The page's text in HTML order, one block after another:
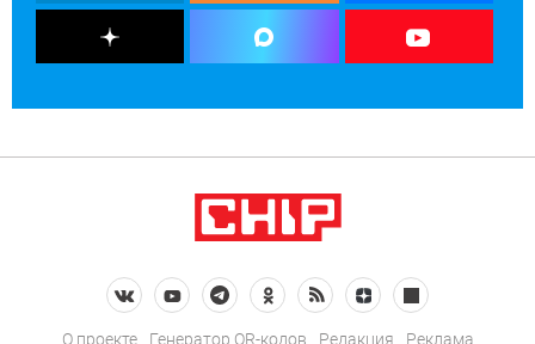
О проекте Генератор QR-кодов Редакция Реклама